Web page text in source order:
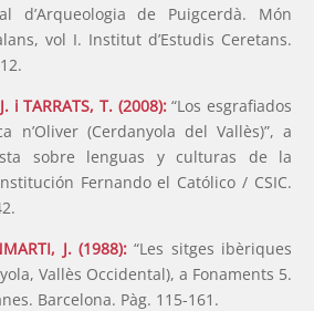
d’Arqueologia de Puigcerdà. Món
vol I. Institut d’Estudis Ceretans.
i TARRATS, T. (2008):“Los esgrafiados
n’Oliver (Cerdanyola del Vallès)”, a
sobre lenguas y culturas de la
Fernando el Católico / CSIC.
J. (1988):“Les sitges ibèriques
Vallès Occidental), a Fonaments 5.
Barcelona. Pàg. 115-161.